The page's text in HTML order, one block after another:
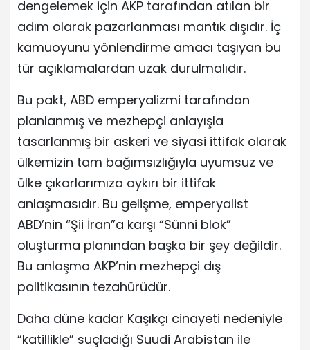
dengelemek için AKP tarafından atılan bir
adım olarak pazarlanması mantık dışıdır. İç
kamuoyunu yönlendirme amacı taşıyan bu
tür açıklamalardan uzak durulmalıdır.
Bu pakt, ABD emperyalizmi tarafından
planlanmış ve mezhepçi anlayışla
tasarlanmış bir askeri ve siyasi ittifak olarak
ülkemizin tam bağımsızlığıyla uyumsuz ve
ülke çıkarlarımıza aykırı bir ittifak
anlaşmasıdır. Bu gelişme, emperyalist
ABD’nin “Şii İran”a karşı “Sünni blok”
oluşturma planından başka bir şey değildir.
Bu anlaşma AKP’nin mezhepçi dış
politikasının tezahürüdür.
Daha düne kadar Kaşıkçı cinayeti nedeniyle
“katillikle” suçladığı Suudi Arabistan ile